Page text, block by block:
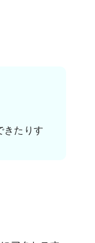
きたりす